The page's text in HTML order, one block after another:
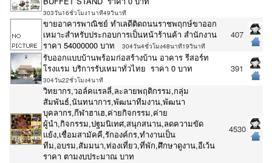
303วัน16ชั่วโมง1นาที49วินาที
ขายอาคารพาณิชย์ ทำเลดีติดถนนราชพฤกษ์ขาออก
เหมาะสำหรับประกอบการเป็นหน้าร้านค้า สำนักงาน
ราคา 54000000 บาท
304วัน4ชั่วโมง48นาที19วินาที
407
รับออกแบบบ้านพร้อมก่อสร้างบ้าน อาคาร รีสอร์ท
โรงแรม บริการรับเหมาทั่วไทย ราคา 0 บาท
304วัน22ชั่วโมง4นาที
391
วิทยากร,วอล์คแรลลี่,ละลายพฤติกรรม,กลุ่ม
สัมพันธ์,นันทนาการ,พัฒนาทีมงาน,พัฒนา
บุคลากร,กีฬาฮาเฮ,ค่ายกิจกรรม,ค่าย
ผู้นำ,กิจกรรม,ปฐมนิเทศ,สนุกสนาน,ลดความขัด
แย้ง,เชื่อมสามัคคี,รักองค์กร,ทำงานเป็น
ทีม,อบรม,สัมมนา,ท่องเที่ยว,ที่พัก,ศึกษาดูงาน,อีเว้น
ราคา ตามงบประมาณ บาท
4530